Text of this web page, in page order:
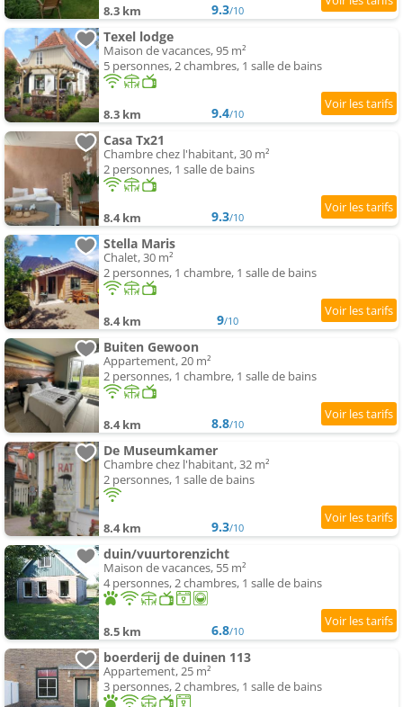
8.3 km 9.3/10
Texel lodge
Maison de vacances, 95 m²
5 personnes, 2 chambres, 1 salle de bains
8.3 km 9.4/10
Casa Tx21
Chambre chez l'habitant, 30 m²
2 personnes, 1 salle de bains
8.4 km 9.3/10
Stella Maris
Chalet, 30 m²
2 personnes, 1 chambre, 1 salle de bains
8.4 km 9/10
Buiten Gewoon
Appartement, 20 m²
2 personnes, 1 chambre, 1 salle de bains
8.4 km 8.8/10
De Museumkamer
Chambre chez l'habitant, 32 m²
2 personnes, 1 salle de bains
8.4 km 9.3/10
duin/vuurtorenzicht
Maison de vacances, 55 m²
4 personnes, 2 chambres, 1 salle de bains
8.5 km 6.8/10
boerderij de duinen 113
Appartement, 25 m²
3 personnes, 2 chambres, 1 salle de bains